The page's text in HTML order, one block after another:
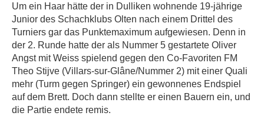
Um ein Haar hätte der in Dulliken wohnende 19-jährige
Junior des Schachklubs Olten nach einem Drittel des
Turniers gar das Punktemaximum aufgewiesen. Denn in
der 2. Runde hatte der als Nummer 5 gestartete Oliver
Angst mit Weiss spielend gegen den Co-Favoriten FM
Theo Stijve (Villars-sur-Glâne/Nummer 2) mit einer Quali
mehr (Turm gegen Springer) ein gewonnenes Endspiel
auf dem Brett. Doch dann stellte er einen Bauern ein, und
die Partie endete remis.